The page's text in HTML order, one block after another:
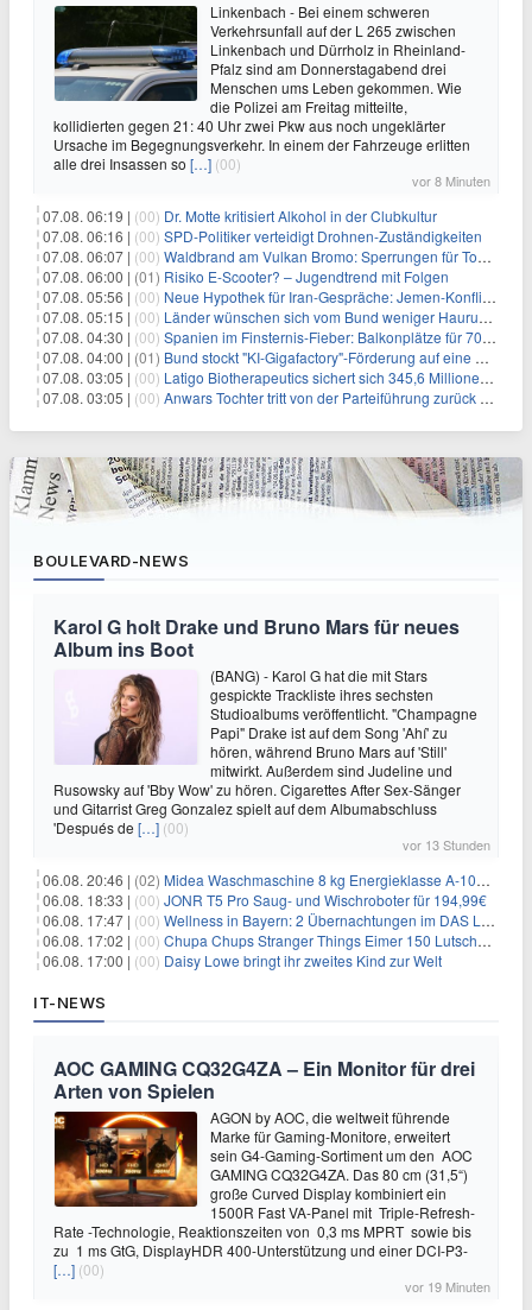
Linkenbach - Bei einem schweren
Verkehrsunfall auf der L 265 zwischen
Linkenbach und Dürrholz in Rheinland-
Pfalz sind am Donnerstagabend drei
Menschen ums Leben gekommen. Wie
die Polizei am Freitag mitteilte,
kollidierten gegen 21: 40 Uhr zwei Pkw aus noch ungeklärter
Ursache im Begegnungsverkehr. In einem der Fahrzeuge erlitten
alle drei Insassen so […] (00)
vor 8 Minuten
07.08. 06:19 | (00) Dr. Motte kritisiert Alkohol in der Clubkultur
07.08. 06:16 | (00) SPD-Politiker verteidigt Drohnen-Zuständigkeiten
07.08. 06:07 | (00) Waldbrand am Vulkan Bromo: Sperrungen für Touristen
07.08. 06:00 | (01) Risiko E-Scooter? – Jugendtrend mit Folgen
07.08. 05:56 | (00) Neue Hypothek für Iran-Gespräche: Jemen-Konflikt eskaliert
07.08. 05:15 | (00) Länder wünschen sich vom Bund weniger Hauruck-Gesetzgebung
07.08. 04:30 | (00) Spanien im Finsternis-Fieber: Balkonplätze für 700 Euro
07.08. 04:00 | (01) Bund stockt "KI-Gigafactory"-Förderung auf eine Milliarde Euro auf
07.08. 03:05 | (00) Latigo Biotherapeutics sichert sich 345,6 Millionen Dollar in einer erhöhten IPO und ebnet den Weg für nicht-opioide Schmerztherapie
07.08. 03:05 | (00) Anwars Tochter tritt von der Parteiführung zurück und hebt politische Turbulenzen hervor
BOULEVARD-NEWS
Karol G holt Drake und Bruno Mars für neues
Album ins Boot
(BANG) - Karol G hat die mit Stars
gespickte Trackliste ihres sechsten
Studioalbums veröffentlicht. "Champagne
Papi" Drake ist auf dem Song 'Ahí' zu
hören, während Bruno Mars auf 'Still'
mitwirkt. Außerdem sind Judeline und
Rusowsky auf 'Bby Wow' zu hören. Cigarettes After Sex-Sänger
und Gitarrist Greg Gonzalez spielt auf dem Albumabschluss
'Después de […] (00)
vor 13 Stunden
06.08. 20:46 | (02) Midea Waschmaschine 8 kg Energieklasse A-10% 1400 U/Min für 289,97€
06.08. 18:33 | (00) JONR T5 Pro Saug- und Wischroboter für 194,99€
06.08. 17:47 | (00) Wellness in Bayern: 2 Übernachtungen im DAS LUDWIG Sports Resort inkl. HP + Wellness ab 174€ p.P.
06.08. 17:02 | (00) Chupa Chups Stranger Things Eimer 150 Lutscher für 21,95€
06.08. 17:00 | (00) Daisy Lowe bringt ihr zweites Kind zur Welt
IT-NEWS
AOC GAMING CQ32G4ZA – Ein Monitor für drei
Arten von Spielen
AGON by AOC, die weltweit führende
Marke für Gaming-Monitore, erweitert
sein G4-Gaming-Sortiment um den AOC
GAMING CQ32G4ZA. Das 80 cm (31,5“)
große Curved Display kombiniert ein
1500R Fast VA-Panel mit Triple-Refresh-
Rate -Technologie, Reaktionszeiten von 0,3 ms MPRT sowie bis
zu 1 ms GtG, DisplayHDR 400-Unterstützung und einer DCI-P3-
[…] (00)
vor 19 Minuten